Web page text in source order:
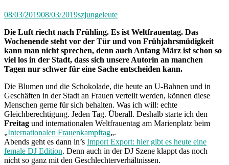
08/03/201908/03/2019szjungeleute
Die Luft riecht nach Frühling. Es ist Weltfrauentag. Das
Wochenende steht vor der Tür und von Frühjahrsmüdigkeit
kann man nicht sprechen, denn auch Anfang März ist schon so
viel los in der Stadt, dass sich unsere Autorin an manchen
Tagen nur schwer für eine Sache entscheiden kann.
Die Blumen und die Schokolade, die heute an U-Bahnen und in
Geschäften in der Stadt an Frauen verteilt werden, können diese
Menschen gerne für sich behalten. Was ich will: echte
Gleichberechtigung. Jeden Tag. Überall. Deshalb starte ich den
Freitag und internationalen Weltfrauentag am Marienplatz beim
„Internationalen Frauenkampftag„.
Abends geht es dann in’s Import Export: hier gibt es heute eine
female DJ Edition. Denn auch in der DJ Szene klappt das noch
nicht so ganz mit den Geschlechterverhältnissen.